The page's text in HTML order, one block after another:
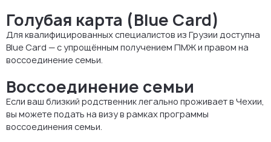
Голубая карта (Blue Card)
Для квалифицированных специалистов из Грузии доступна
Blue Card — с упрощённым получением ПМЖ и правом на
воссоединение семьи.
Воссоединение семьи
Если ваш близкий родственник легально проживает в Чехии,
вы можете подать на визу в рамках программы
воссоединения семьи.